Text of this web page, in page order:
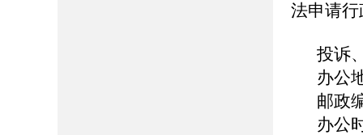
法申请
投诉
办公
邮政
办公